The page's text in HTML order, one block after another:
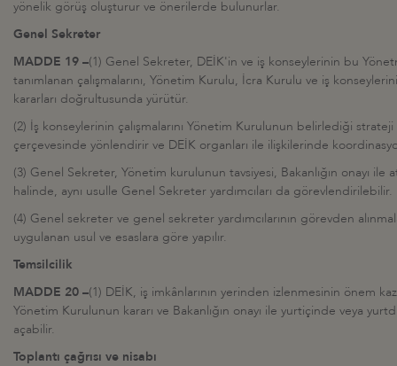
yönelik görüş oluşturur ve önerilerde bulunurlar.
Genel Sekreter
MADDE 19 –(1) Genel Sekreter, DEİK'in ve iş konseylerinin bu
tanımlanan çalışmalarını, Yönetim Kurulu, İcra Kurulu ve iş
kararları doğrultusunda yürütür.
(2) İş konseylerinin çalışmalarını Yönetim Kurulunun belirlediği
çerçevesinde yönlendirir ve DEİK organları ile ilişkilerinde
(3) Genel Sekreter, Yönetim kurulunun tavsiyesi, Bakanlığın onayı ile
halinde, aynı usulle Genel Sekreter yardımcıları da görevlendirilebilir.
(4) Genel sekreter ve genel sekreter yardımcılarının görevden
uygulanan usul ve esaslara göre yapılır.
Temsilcilik
MADDE 20 –(1) DEİK, iş imkânlarının yerinden izlenmesinin önem
Yönetim Kurulunun kararı ve Bakanlığın onayı ile yurtiçinde veya
açabilir.
Toplantı çağrısı ve nisabı